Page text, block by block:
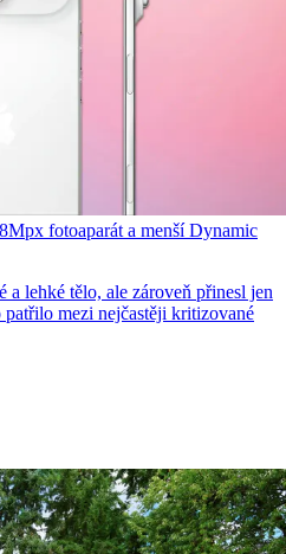
fotoaparát a menší Dynamic
lehké tělo, ale zároveň přinesl jen
mezi nejčastěji kritizované